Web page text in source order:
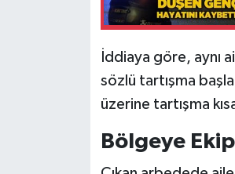
İddiaya göre, aynı
sözlü tartışma
üzerine tartışma
Bölgeye
Resmi İlan